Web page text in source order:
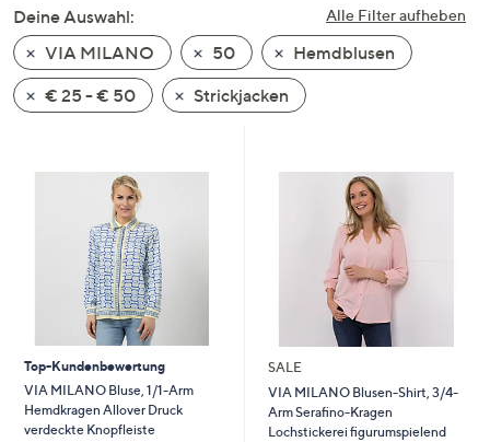
nach
unten
oder
wischen
Sie
diese
anzuzeigen.
Alle Filter aufheben
Deine Auswahl:
VIA MILANO
50
Hemdblusen
€ 25 - € 50
Strickjacken
Top-Kundenbewertung
VIA MILANO Bluse, 1/1-Arm
Hemdkragen Allover Druck
verdeckte Knopfleiste
SALE
VIA MILANO Blusen-Shirt, 3/4-
Arm Serafino-Kragen
Lochstickerei figurumspielend